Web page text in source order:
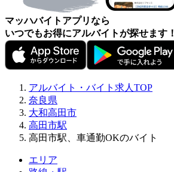
マッハバイトアプリなら
いつでもお得にアルバイトが探せます！
アルバイト・バイト求人TOP
奈良県
大和高田市
高田市駅
高田市駅、車通勤OKのバイト
エリア